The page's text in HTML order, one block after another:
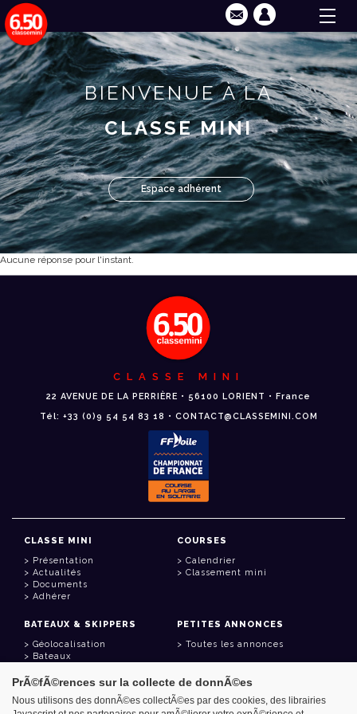
BIENVENUE À LA
CLASSE MINI
Espace adhérent
Aucune réponse pour l'instant.
CLASSE MINI
22 AVENUE DE LA PERRIÈRE • 56100 LORIENT • France
Tél: +33 (0)9 54 54 83 18 • CONTACT@CLASSEMINI.COM
CLASSE MINI
Présentation
Actualités
Documents
Adhérer
COURSES
Calendrier
Classement mini
BATEAUX & SKIPPERS
Géolocalisation
Bateaux
PETITES ANNONCES
Toutes les annonces
LIENS UTILES
PrÃ©fÃ©rences sur la collecte de donnÃ©es
Nous utilisons des donnÃ©es collectÃ©es par des cookies, des librairies